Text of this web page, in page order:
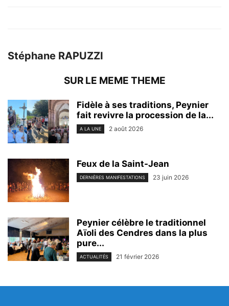
Stéphane RAPUZZI
SUR LE MEME THEME
Fidèle à ses traditions, Peynier
fait revivre la procession de la...
A LA UNE 2 août 2026
Feux de la Saint-Jean
DERNIÈRES MANIFESTATIONS 23 juin 2026
Peynier célèbre le traditionnel
Aïoli des Cendres dans la plus
pure...
ACTUALITÉS 21 février 2026